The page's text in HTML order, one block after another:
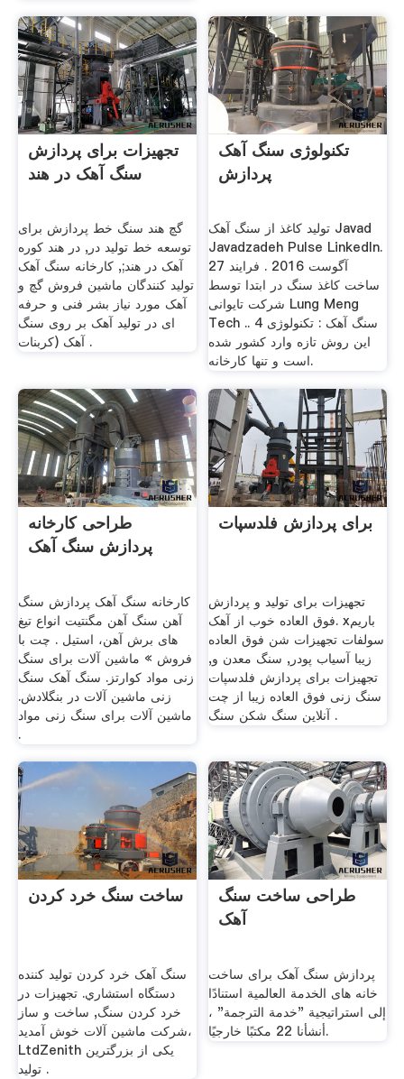
تجهیزات برای پردازش
سنگ آهک در هند
گچ هند سنگ خط پردازش برای
توسعه خط تولید در, در هند کوره
آهک در هند;, کارخانه سنگ آهک
تولید کنندگان ماشین فروش گچ و
آهک مورد نیاز بشر فنی و حرفه
ای در تولید آهک بر روی سنگ
آهک (کربنات .
تکنولوژی سنگ آهک
پردازش
تولید کاغذ از سنگ آهک Javad
Javadzadeh Pulse LinkedIn.
27 آگوست 2016 . فرایند
ساخت کاغذ سنگ در ابتدا توسط
شرکت تایوانی Lung Meng
Tech .. 4 سنگ آهک : تکنولوژی
این روش تازه وارد کشور شده
است و تنها کارخانه.
طراحی کارخانه
پردازش سنگ آهک
کارخانه سنگ آهک پردازش سنگ
آهن سنگ آهن مگنتیت انواع تیغ
های برش آهن، استیل . چت با
فروش » ماشین آلات برای سنگ
زنی مواد کوارتز. سنگ آهک سنگ
زنی ماشین آلات در بنگلادش.
ماشین آلات برای سنگ زنی مواد
.
برای پردازش فلدسپات
تجهیزات برای تولید و پردازش
فوق العاده خوب از آهک. xباریم
سولفات تجهیزات شن فوق العاده
زیبا آسیاب پودر, سنگ معدن و,
تجهیزات برای پردازش فلدسپات
سنگ زنی فوق العاده زیبا از چت
آنلاین سنگ شکن سنگ .
ساخت سنگ خرد کردن
سنگ آهک خرد کردن تولید کننده
دستگاه استشاري. تجهیزات در
خرد کردن سنگ, ساخت و ساز
شرکت ماشین آلات خوش آمدید،
LtdZenith یکی از بزرگترین
تولید .
طراحی ساخت سنگ
آهک
پردازش سنگ آهک برای ساخت
خانه های الخدمة العالمية استنادًا
إلى استراتيجية "خدمة الترجمة" ،
أنشأنا 22 مكتبًا خارجيًا.